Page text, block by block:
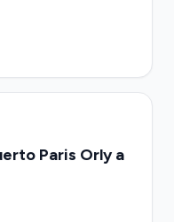
Paris Orly a